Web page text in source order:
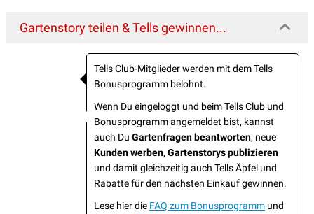
Gartenstory teilen & Tells gewinnen...
Tells Club-Mitglieder werden mit dem Tells
Bonusprogramm belohnt.
Wenn Du eingeloggt und beim Tells Club und
Bonusprogramm angemeldet bist, kannst
auch Du Gartenfragen beantworten, neue
Kunden werben, Gartenstorys publizieren
und damit gleichzeitig auch Tells Äpfel und
Rabatte für den nächsten Einkauf gewinnen.
Lese hier die FAQ zum Bonusprogramm und